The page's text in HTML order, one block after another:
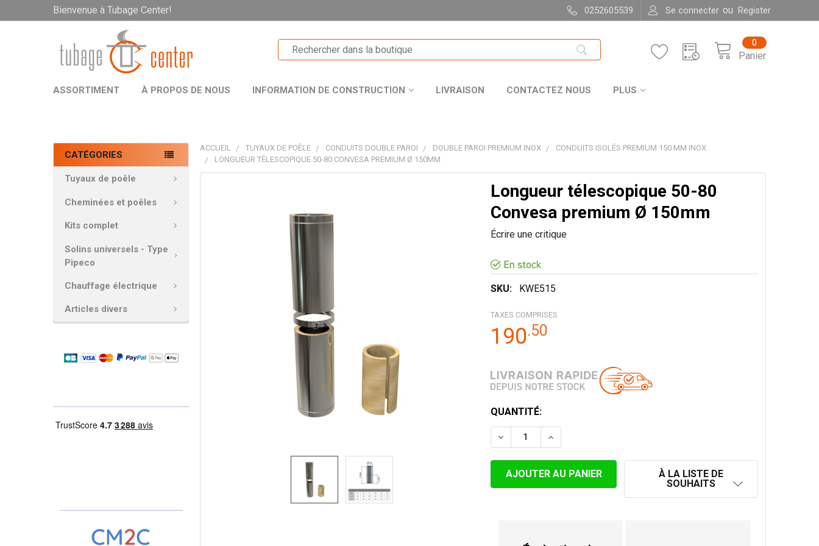
Bienvenue à Tubage Center! 0252605539 Se connecter ou Register
Panier
0
ASSORTIMENT À PROPOS DE NOUS INFORMATION DE CONSTRUCTION LIVRAISON CONTACTEZ NOUS PLUS
CATÉGORIES
Tuyaux de poêle
Cheminées et poêles
Kits complet
Solins universels - Type
Pipeco
Chauffage électrique
Articles divers
ACCUEIL TUYAUX DE POÊLE CONDUITS DOUBLE PAROI DOUBLE PAROI PREMIUM INOX
CONDUITS ISOLÉS PREMIUM 150 MM INOX
LONGUEUR TÉLESCOPIQUE 50-80 CONVESA PREMIUM Ø 150MM
Longueur télescopique 50-80
Convesa premium Ø 150mm
Écrire une critique
SKU: KWE515
TAXES COMPRISES
190.50
STOCK
ACTUEL:
QUANTITÉ:
DIMINUER LA QUANTITÉ DE LONGUEUR TÉLESCOPIQUE 50-80
AUGMENTER LA QUANTITÉ DE LONGUEUR
À LA LISTE DE
SOUHAITS